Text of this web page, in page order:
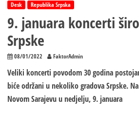
Desk Republika Srpska
9. januara koncerti
Srpske
08/01/2022 FaktorAdmin
Veliki koncerti povodom 30 godina
biće održani u nekoliko gradova Srpske.
Novom Sarajevu u nedjelju, 9. januara